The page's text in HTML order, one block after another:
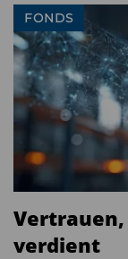
FONDS
verdient